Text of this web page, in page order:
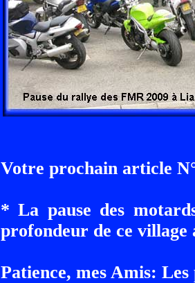
Votre prochain article
* La pause des
profondeur de ce village
Patience, mes Amis: